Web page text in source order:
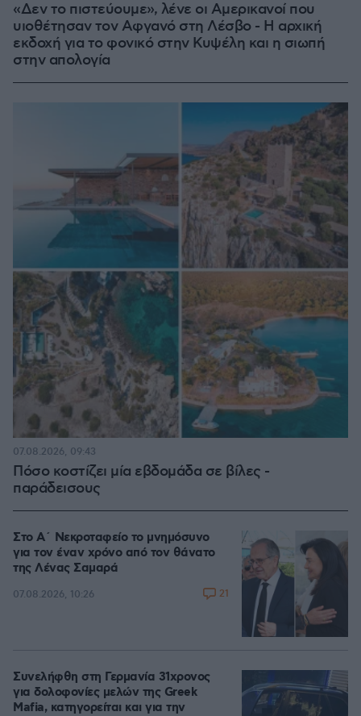
«Δεν το πιστεύουμε», λένε οι Αμερικανοί που
υιοθέτησαν τον Αφγανό στη Λέσβο - Η αρχική
εκδοχή για το φονικό στην Κυψέλη και η σιωπή
στην απολογία
Πόσο κοστίζει μία εβδομάδα σε βίλες -
παράδεισους
07.08.2026, 09:43
Στο Α΄ Νεκροταφείο το μνημόσυνο
για τον έναν χρόνο από τον θάνατο
της Λένας Σαμαρά
07.08.2026, 10:26 21
Συνελήφθη στη Γερμανία 31χρονος
για δολοφονίες μελών της Greek
Mafia, κατηγορείται και για την